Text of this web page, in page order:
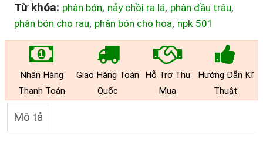
Từ khóa: phân bón, nảy chồi ra lá, phân đầu trâu,
phân bón cho rau, phân bón cho hoa, npk 501
Nhận Hàng
Thanh Toán
Giao Hàng Toàn
Quốc
Hỗ Trợ Thu
Mua
Hướng Dẫn Kĩ
Thuật
Mô tả